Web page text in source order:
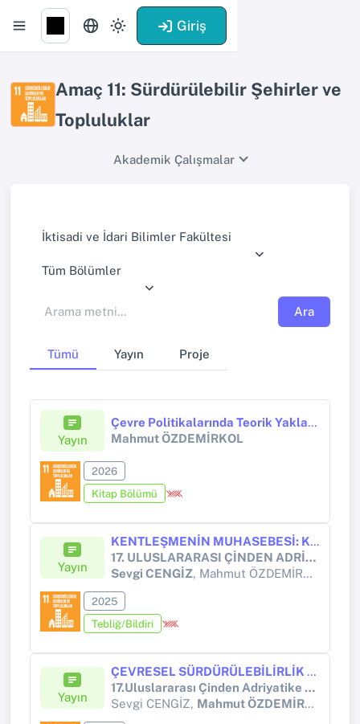
Giriş
Amaç 11: Sürdürülebilir Şehirler ve
Topluluklar
Akademik Çalışmalar
İktisadi ve İdari Bilimler Fakültesi
Tüm Bölümler
Ara
Tümü Yayın Proje
Yayın
Çevre Politikalarında Teorik Yaklaşımlar Ve Piyasa Çevreciliği
Mahmut ÖZDEMİRKOL
2026
Kitap Bölümü
Yayın
KENTLEŞMENİN MUHASEBESİ: KÂRIN DOĞAYA BEDELİ
17. ULUSLARARASI ÇİNDEN ADRİYATİKE BİLİMSEL ARAŞTIRMALAR KONGRESİ
Sevgi CENGİZ, Mahmut ÖZDEMİRKOL
2025
Tebliğ/Bildiri
Yayın
ÇEVRESEL SÜRDÜRÜLEBİLİRLİK ÜZERİNDE KENTLEŞMENİN VE ÇEVRESEL VERGİLERİN ROLÜ
17.Uluslararası Çinden Adriyatike Bilimsel Araştırmalar Kongresi
Sevgi CENGİZ, Mahmut ÖZDEMİRKOL